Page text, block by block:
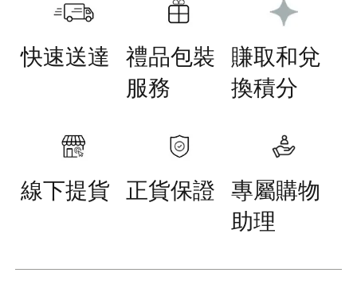
快速送達
禮品包裝
服務
賺取和兌
換積分
線下提貨 正貨保證 專屬購物
助理